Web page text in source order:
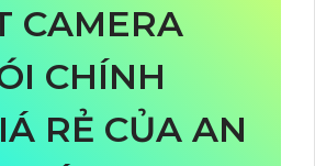
CAMERA
CHÍNH
RẺ CỦA AN